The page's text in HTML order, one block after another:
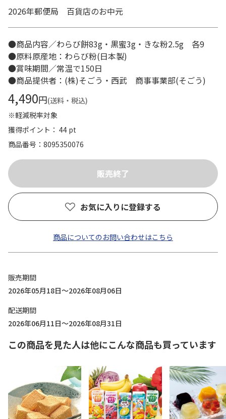
2026年郵便局 百貨店のお中元
●商品内容／わらび餅83g・黒蜜3g・きな粉2.5g 各9
●原料原産地：わらび粉(日本製)
●賞味期間／常温で150日
●商品提供者：(株)そごう・西武 商事事業部(そごう)
4,490円(送料・税込)
※軽減税率対象
獲得ポイント： 44 pt
商品番号
8095350076
お気に入りに登録する
商品についてのお問い合わせはこちら
販売期間
2026年05月18日～2026年08月06日
配送期間
2026年06月11日～2026年08月31日
この商品を見た人は他にこんな商品も買っています